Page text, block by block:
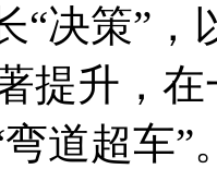
“决策”
提升，
道超车”